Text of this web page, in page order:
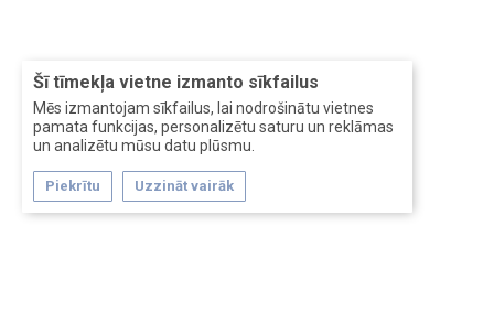
Šī tīmekļa vietne izmanto sīkfailus
Mēs izmantojam sīkfailus, lai nodrošinātu vietnes
pamata funkcijas, personalizētu saturu un reklāmas
un analizētu mūsu datu plūsmu.
Piekrītu Uzzināt vairāk